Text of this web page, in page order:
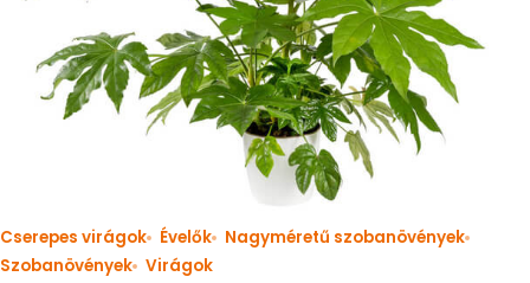
Cserepes virágok Évelők
Nagyméretű szobanövények
Szobanövények Virágok